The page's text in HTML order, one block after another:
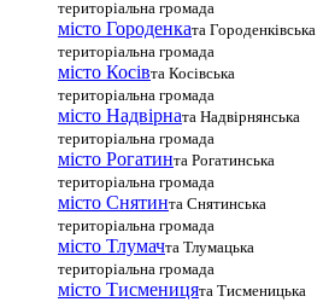
територіальна громада
місто Городенката Городенківська
територіальна громада
місто Косівта Косівська
територіальна громада
місто Надвірната Надвірнянська
територіальна громада
місто Рогатинта Рогатинська
територіальна громада
місто Снятинта Снятинська
територіальна громада
місто Тлумачта Тлумацька
територіальна громада
місто Тисменицята Тисменицька